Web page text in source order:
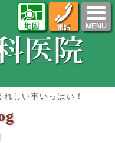
れしい事いっぱい！